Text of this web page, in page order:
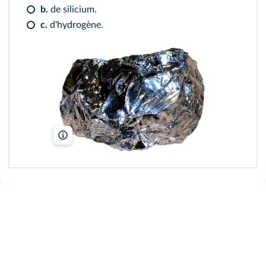
b. de silicium.
c. d'hydrogène.
Enricoros/Wikimedia